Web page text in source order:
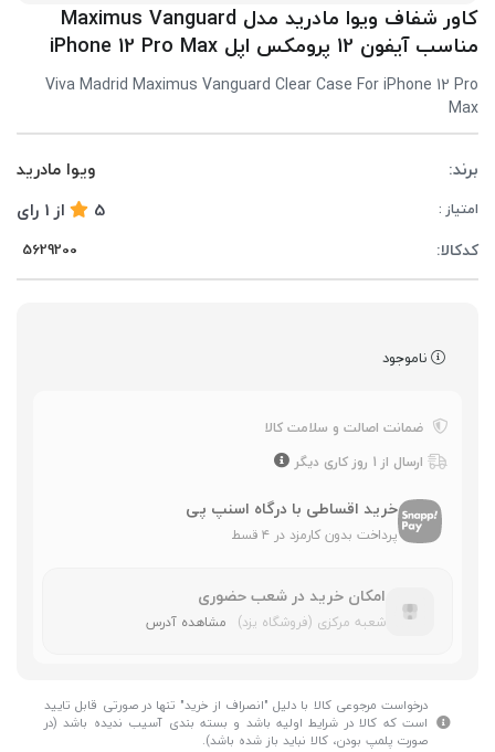
کاور شفاف ویوا مادرید مدل Maximus Vanguard
مناسب آیفون 12 پرومکس اپل iPhone 12 Pro Max
Viva Madrid Maximus Vanguard Clear Case For iPhone 12 Pro
Max
برند: ویوا مادرید
امتیاز : 5 از1 رای
کدکالا:
ناموجود
ضمانت اصالت و سلامت کالا
ارسال از 1 روز کاری دیگر
خرید اقساطی با درگاه اسنپ پی
پرداخت بدون کارمزد در ۴ قسط
امکان خرید در شعب حضوری
شعبه مرکزی (فروشگاه یزد) مشاهده آدرس
درخواست مرجوعی کالا با دلیل "انصراف از خرید" تنها در صورتی قابل تایید
است که کالا در شرایط اولیه باشد و بسته بندی آسیب ندیده باشد (در
صورت پلمپ بودن، کالا نباید باز شده باشد).